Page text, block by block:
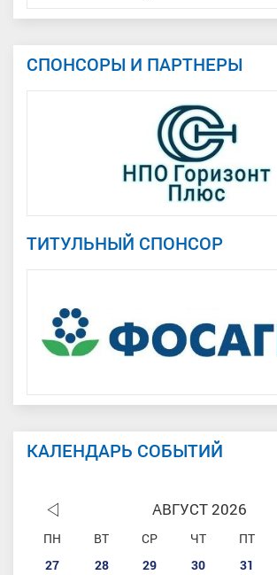
СПОНСОРЫ И ПАРТНЕРЫ
ТИТУЛЬНЫЙ СПОНСОР
КАЛЕНДАРЬ СОБЫТИЙ
АВГУСТ 2026
ПН ВТ СР ЧТ ПТ
27
28 29 30 31